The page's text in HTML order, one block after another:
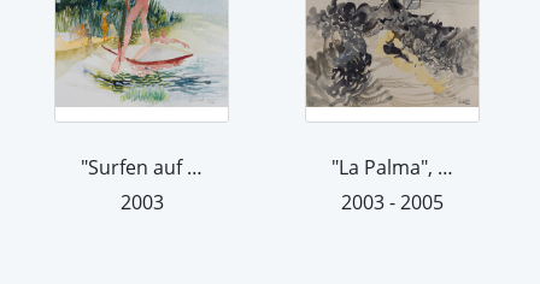
"Surfen auf polnischem See", 2003
2003
"La Palma", 2003/05
2003 - 2005